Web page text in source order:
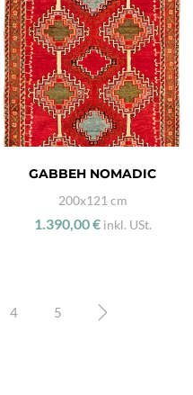
GABBEH NOMADIC
200x121 cm
1.390,00 € inkl. USt.
4 5